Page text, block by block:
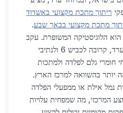
ריתוך מתכת מקצועי באשדוד
מתכת מקצועי בבאר שבע.
הוא הלוגיסטיקה המשופרת. עקב
מיקומה האסטרטגי של ערד, קרובה לכביש 6 ולנתיבי
חומרי גלם לפלדה ולמתכות
יותר בהשוואה למרכז הארץ.
נמל אילת או ממפעלי הפלדה
ב-30% מממוצע המרכזי, מה שמפחית עלויות